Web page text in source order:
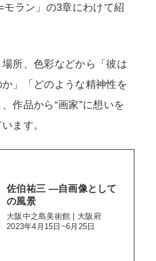
モラン」の3章にわけて紹
所、色彩などから「彼は
」「どのような精神性を
作品から“画家”に想いを
ます。
佐伯祐三 ―自画像として
の風景
大阪中之島美術館 | 大阪府
2023年4月15日~6月25日